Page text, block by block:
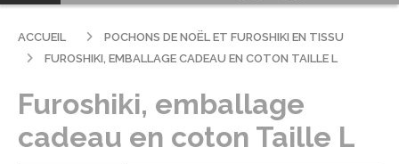
ACCUEIL
POCHONS DE NOËL ET FUROSHIKI EN TISSU
FUROSHIKI, EMBALLAGE CADEAU EN COTON TAILLE L
Furoshiki, emballage
cadeau en coton Taille L